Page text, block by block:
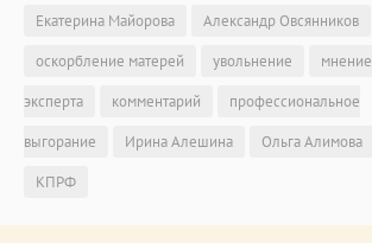
Екатерина Майорова
Александр Овсянников
оскорбление матерей
увольнение
мнение
эксперта
комментарий
профессиональное
выгорание
Ирина Алешина
Ольга Алимова
КПРФ